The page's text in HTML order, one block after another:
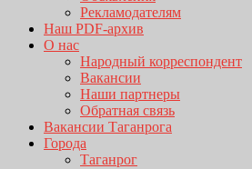
Рекламодателям
Наш PDF-архив
О нас
Народный корреспондент
Вакансии
Наши партнеры
Обратная связь
Вакансии Таганрога
Города
Таганрог